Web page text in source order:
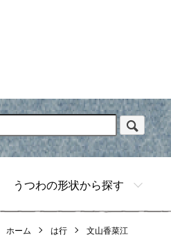
うつわの形状から探す
ホーム は行 文山香菜江